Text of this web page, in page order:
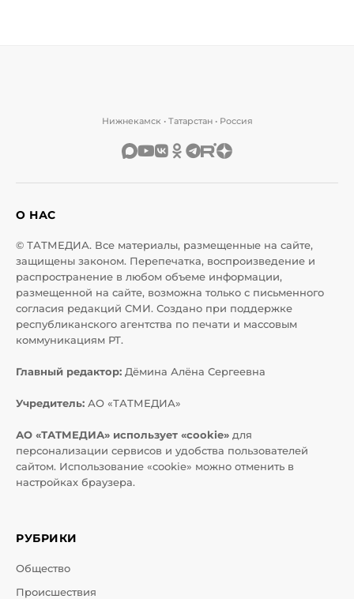
Нижнекамск • Татарстан • Россия
О НАС
© ТАТМЕДИА. Все материалы, размещенные на сайте,
защищены законом. Перепечатка, воспроизведение и
распространение в любом объеме информации,
размещенной на сайте, возможна только с письменного
согласия редакций СМИ. Создано при поддержке
республиканского агентства по печати и массовым
коммуникациям РТ.
Главный редактор: Дёмина Алёна Сергеевна
Учредитель: АО «ТАТМЕДИА»
АО «ТАТМЕДИА» использует «cookie» для
персонализации сервисов и удобства пользователей
сайтом. Использование «cookie» можно отменить в
настройках браузера.
РУБРИКИ
Общество
Происшествия